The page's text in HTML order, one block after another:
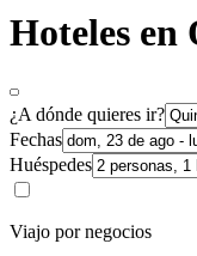
Hoteles en
¿A dónde quieres ir?
Fechas
Huéspedes
Viajo por negocios